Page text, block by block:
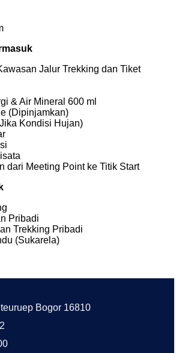
Jalur Trekking dan Tiket
& Air Mineral 600 ml
(Dipinjamkan)
Kondisi Hujan)
dari Meeting Point ke Titik Start
Pribadi
Trekking Pribadi
(Sukarela)
Bogor 16810